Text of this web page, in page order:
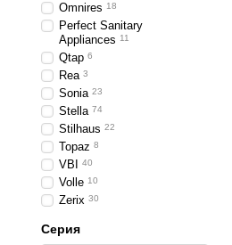
Omnires 18
Perfect Sanitary
Appliances 11
Qtap 6
Rea 3
Sonia 23
Stella 74
Stilhaus 22
Topaz 8
VBI 40
Volle 10
Zerix 30
Серия